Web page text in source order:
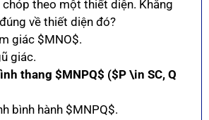
theo một thiết diện. Khẳng
về thiết diện đó?
giác $MNO$.
giác.
thang $MNPQ$ ($P \in SC, Q
bình hành $MNPQ$.